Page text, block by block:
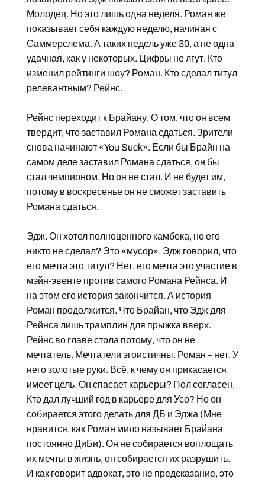
Молодец. Но это лишь одна неделя. Роман же
показывает себя каждую неделю, начиная с
Саммерслема. А таких недель уже 30, а не одна
удачная, как у некоторых. Цифры не лгут. Кто
изменил рейтинги шоу? Роман. Кто сделал титул
релевантным? Рейнс.
Рейнс переходит к Брайану. О том, что он всем
твердит, что заставил Романа сдаться. Зрители
снова начинают «You Suck». Если бы Брайн на
самом деле заставил Романа сдаться, он бы
стал чемпионом. Но он не стал. И не будет им,
потому в воскресенье он не сможет заставить
Романа сдаться.
Эдж. Он хотел полноценного камбека, но его
никто не сделал? Это «мусор». Эдж говорил, что
его мечта это титул? Нет, его мечта это участие в
мэйн-эвенте против самого Романа Рейнса. И
на этом его история закончится. А история
Роман продолжится. Что Брайан, что Эдж для
Рейнса лишь трамплин для прыжка вверх.
Рейнс во главе стола потому, что он не
мечтатель. Мечтатели эгоистичны. Роман – нет. У
него золотые руки. Всё, к чему он прикасается
имеет цель. Он спасает карьеры? Пол согласен.
Кто дал лучший год в карьере для Усо? Но он
собирается этого делать для ДБ и Эджа (Мне
нравится, как Роман мило называет Брайана
постоянно ДиБи). Он не собирается воплощать
их мечты в жизнь, он собирается их разрушить.
И как говорит адвокат, это не предсказание, это